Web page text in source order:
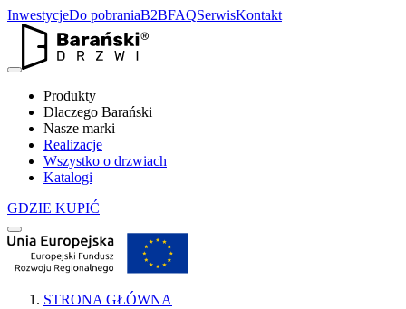
InwestycjeDo pobraniaB2BFAQSerwisKontakt
Produkty
Dlaczego Barański
Nasze marki
Realizacje
Wszystko o drzwiach
Katalogi
GDZIE KUPIĆ
STRONA GŁÓWNA